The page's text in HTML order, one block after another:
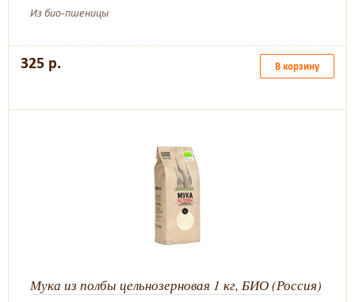
Из био-пшеницы
325 р. В корзину
Мука из полбы цельнозерновая 1 кг, БИО (Россия)